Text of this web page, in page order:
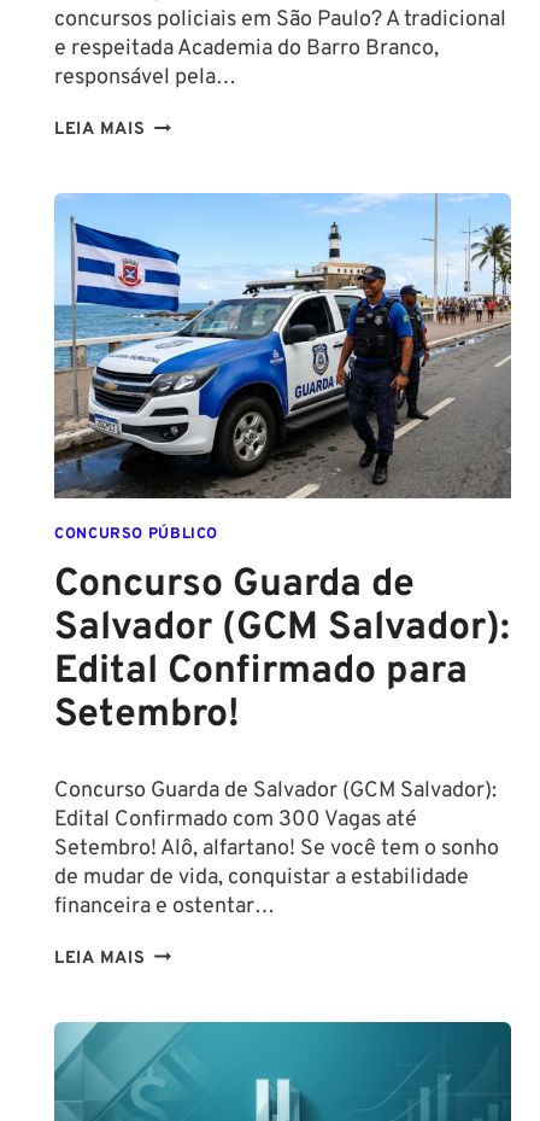
concursos policiais em São Paulo? A tradicional
e respeitada Academia do Barro Branco,
responsável pela…
LEIA MAIS NA
SAI
DA
ESCOLA
FORMADO
EM
DIREITO
CONCURSO PÚBLICO
Concurso Guarda de
Salvador (GCM Salvador):
Edital Confirmado para
Setembro!
Concurso Guarda de Salvador (GCM Salvador):
Edital Confirmado com 300 Vagas até
Setembro! Alô, alfartano! Se você tem o sonho
de mudar de vida, conquistar a estabilidade
financeira e ostentar…
LEIA MAIS CONCURSO
SALVADOR
(GCM
SALVADOR):